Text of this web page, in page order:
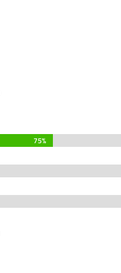
75%
75%